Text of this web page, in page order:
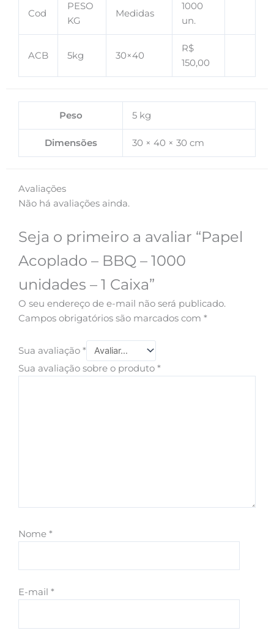
Cod
PESO
KG
Medidas
1000
un.
ACB 5kg 30×40
R$
150,00
Peso 5 kg
Dimensões 30 × 40 × 30 cm
Avaliações
Não há avaliações ainda.
Seja o primeiro a avaliar “Papel
Acoplado – BBQ – 1000
unidades – 1 Caixa”
O seu endereço de e-mail não será publicado.
Campos obrigatórios são marcados com *
Sua avaliação *
Sua avaliação sobre o produto *
Nome *
E-mail *